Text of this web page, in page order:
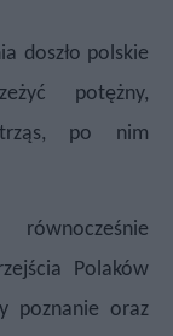
doszło polskie
potężny,
po nim
Polaków
poznanie oraz